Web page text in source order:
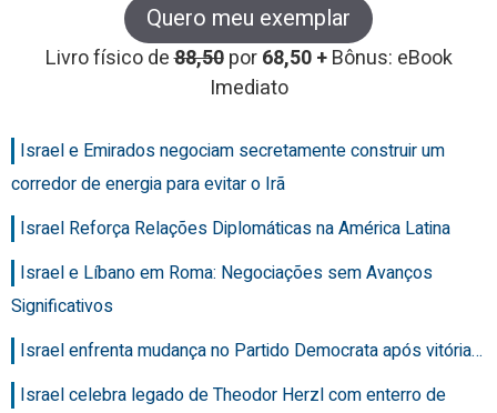
Quero meu exemplar
Livro físico de88,50 por68,50 +Bônus: eBook
Imediato
Israel e Emirados negociam secretamente construir um
corredor de energia para evitar o Irã
Israel Reforça Relações Diplomáticas na América Latina
Israel e Líbano em Roma: Negociações sem Avanços
Significativos
Israel enfrenta mudança no Partido Democrata após vitória…
Israel celebra legado de Theodor Herzl com enterro de